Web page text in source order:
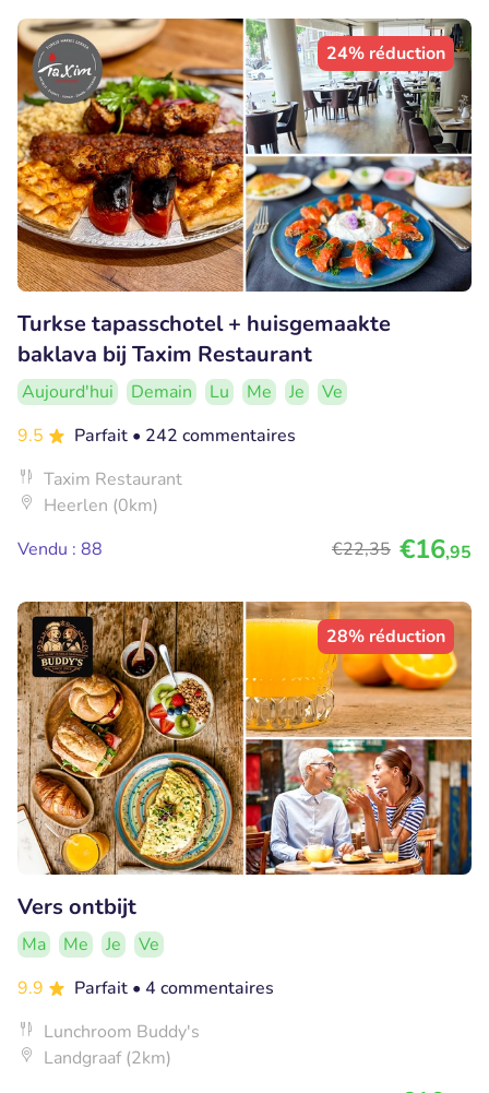
24% réduction
Turkse tapasschotel + huisgemaakte
baklava bij Taxim Restaurant
Aujourd'hui Demain Lu Me Je
Ve
9.5
Parfait • 242 commentaires
Taxim Restaurant
Heerlen (0km)
Vendu : 88
€22,35 €16,95
28% réduction
Vers ontbijt
Ma Me Je
Ve
9.9
Parfait • 4 commentaires
Lunchroom Buddy's
Landgraaf (2km)